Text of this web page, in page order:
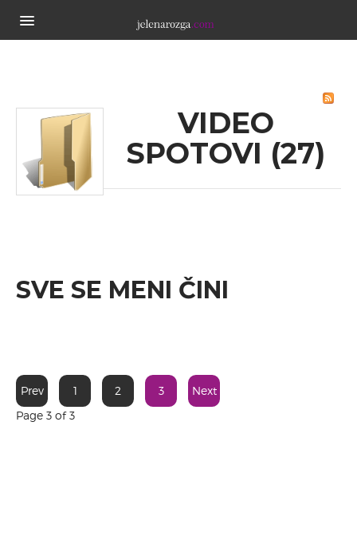
VIDEO SPOTOVI
KONTAKT
VIDEO
SPOTOVI (27)
SVE SE MENI ČINI
Prev 1 2 3
Next
Page 3 of 3